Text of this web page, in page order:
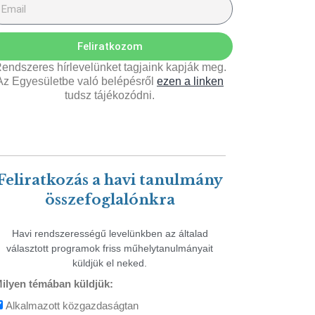
Feliratkozom
hírlevelünket tagjaink kapják meg.
Egyesületbe való belépésről ezen a linken
tudsz tájékozódni.
a havi tanulmány
összefoglalónkra
Havi rendszerességű levelünkben az általad
választott programok friss műhelytanulmányait
küldjük el neked.
témában küldjük:
Alkalmazott közgazdaságtan